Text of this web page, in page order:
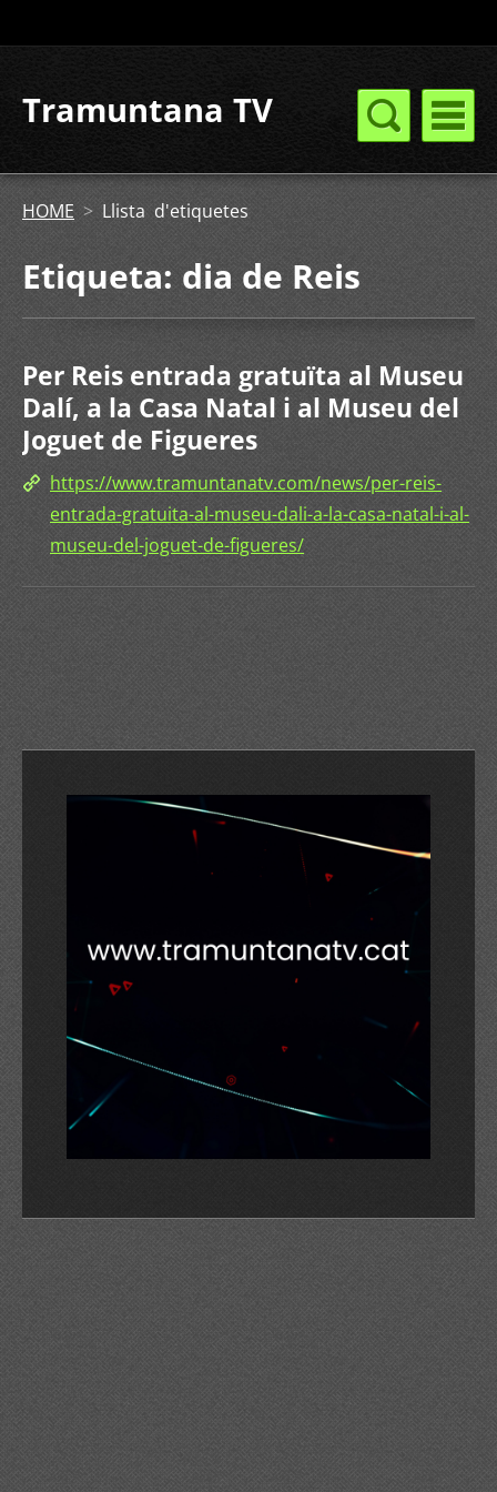
Tramuntana TV
HOME > Llista d'etiquetes
Etiqueta: dia de Reis
Per Reis entrada gratuïta al Museu
Dalí, a la Casa Natal i al Museu del
Joguet de Figueres
https://www.tramuntanatv.com/news/per-reis-
entrada-gratuita-al-museu-dali-a-la-casa-natal-i-al-
museu-del-joguet-de-figueres/